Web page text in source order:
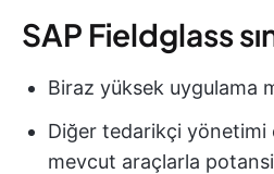
SAP Fieldglass
Biraz yüksek uygulama
Diğer tedarikçi yönetimi
mevcut araçlarla